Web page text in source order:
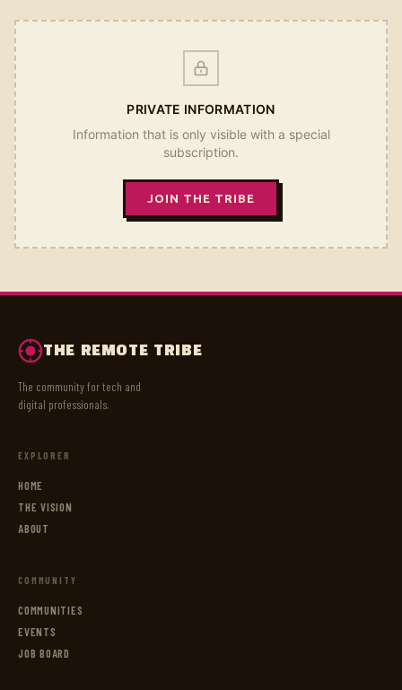
PRIVATE INFORMATION
Information that is only visible with a special
subscription.
JOIN THE TRIBE
THE REMOTE TRIBE
The community for tech and
digital professionals.
EXPLORER
HOME
THE VISION
ABOUT
COMMUNITY
COMMUNITIES
EVENTS
JOB BOARD